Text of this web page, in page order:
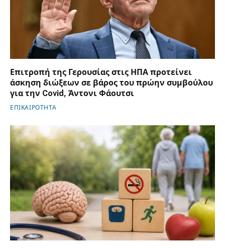
Επιτροπή της Γερουσίας στις ΗΠΑ προτείνει
άσκηση διώξεων σε βάρος του πρώην συμβούλου
για την Covid, Άντονι Φάουτσι
ΕΠΙΚΑΙΡΟΤΗΤΑ